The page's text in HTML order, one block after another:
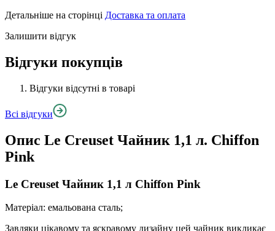
Детальніше на сторінці Доставка та оплата
Залишити відгук
Відгуки покупців
Відгуки відсутні в товарі
Всі відгуки
Опис Le Creuset Чайник 1,1 л. Chiffon
Pink
Le Creuset Чайник 1,1 л Chiffon Pink
Матеріал: емальована сталь;
Завдяки цікавому та яскравому дизайну цей чайник викликає